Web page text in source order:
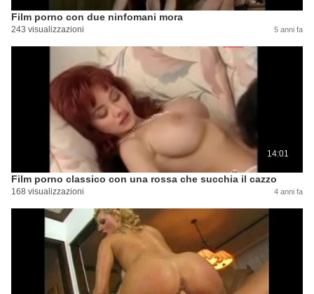
Film porno con due ninfomani mora
243 visualizzazioni 5 anni fa
14:01
Film porno classico con una rossa che succhia il cazzo
168 visualizzazioni 4 anni fa